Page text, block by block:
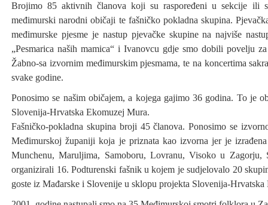
Brojimo 85 aktivnih članova koji su raspoređeni u sekcije ili
međimurski narodni običaji te fašničko pokladna skupina.
međimurske pjesme je nastup pjevačke skupine na najviše
„Pesmarica naših mamica“ i Ivanovcu gdje smo dobili povelju
Žabno-sa izvornim međimurskim pjesmama, te na koncertima
svake godine.
Ponosimo se našim običajem, a kojega gajimo 36 godina. To je
Slovenija-Hrvatska Ekomuzej Mura.
Fašničko-pokladna skupina broji 45 članova. Ponosimo se
Međimurskoj županiji koja je priznata kao izvorna jer je
Munchenu, Maruljima, Samoboru, Lovranu, Visoko u
organizirali 16. Podturenski fašnik u kojem je sudjelovalo 20
goste iz Mađarske i Slovenije u sklopu projekta Slovenija-